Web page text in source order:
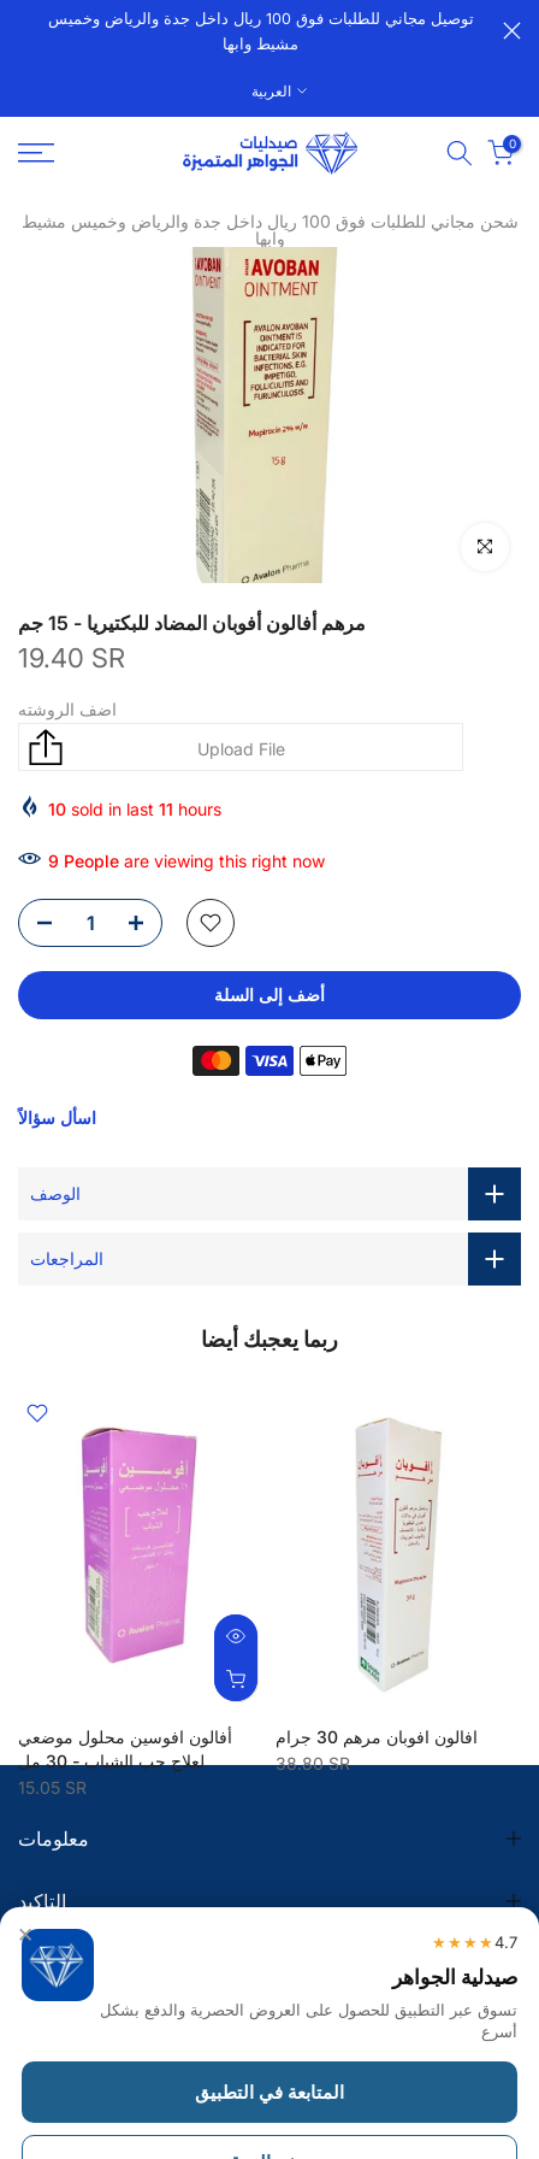
الانتقالتوصيل مجاني للطلبات فوق 100 ريال داخل جدة والرياض وخميس
مشيط وابها
العربية
0
شحن مجاني للطلبات فوق 100 ريال داخل جدة والرياض وخميس مشيط
وابها
انقر للتكبير
مرهم أفالون أفوبان المضاد للبكتيريا - 15 جم
19.40 SR
اضف الروشته
10 sold in last 11 hours
9 People are viewing this right now
أضف إلى السلة
اسأل سؤالاً
الوصف
المراجعات
ربما يعجبك أيضا
أفالون افوسين محلول موضعي
لعلاج حب الشباب - 30 مل
15.05 SR
افالون افوبان مرهم 30 جرام
38.80 SR
معلومات
التاكيد
الضريبة
× 4.7
★★★★
صيدلية الجواهر
تسوق عبر التطبيق للحصول على العروض الحصرية والدفع بشكل
أسرع
المتابعة في التطبيق